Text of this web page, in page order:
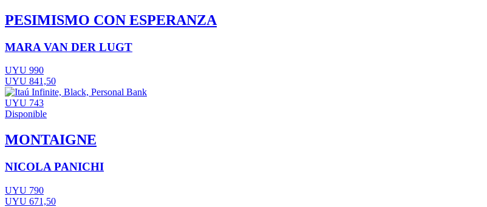
PESIMISMO CON ESPERANZA
MARA VAN DER LUGT
UYU 990
UYU 841,50
UYU 743
Disponible
MONTAIGNE
NICOLA PANICHI
UYU 790
UYU 671,50